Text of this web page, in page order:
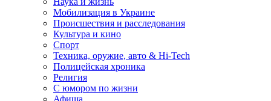
Мобилизация в Украине
Происшествия и расследования
Культура и кино
Спорт
Техника, оружие, авто & Hi-Tech
Полицейская хроника
Религия
С юмором по жизни
Афиша